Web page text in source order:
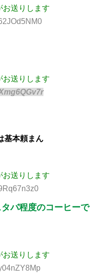
お送りします
お送りします
基本頼まん
お送りします
バ程度のコーヒーで
お送りします